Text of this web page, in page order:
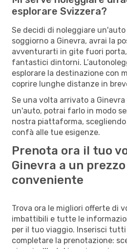
esplorare Svizzera?
Se decidi di noleggiare
soggiorno a Ginevra, avrai la
avventurarti in gite fuori
fantastici dintorni.
esplorare la destinazione con
coprire lunghe distanze in
Se una volta arrivato a
un'auto, potrai farlo in modo
nostra piattaforma,
confà alle tue esigenze.
Prenota ora il tuo
Ginevra a un
conveniente
Trova ora le migliori offerte di
imbattibili e tutte le
per il tuo viaggio. Inserisci
completare la prenotazione: